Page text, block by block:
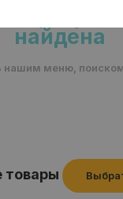
найдена
нашим меню,
товары